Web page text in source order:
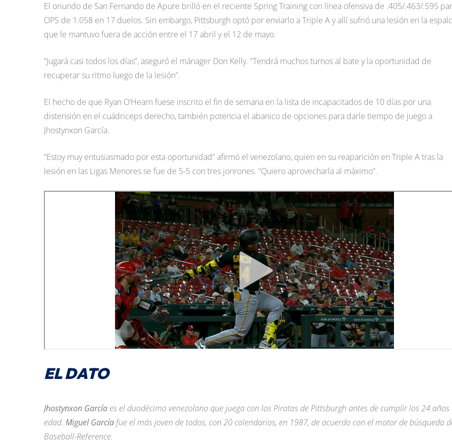
El oriundo de San Fernando de Apure brilló en el reciente Spring Training con línea ofensiva de .405/.463/.595
OPS de 1.058 en 17 duelos. Sin embargo, Pittsburgh optó por enviarlo a Triple A y allí sufrió una lesión en la
que le mantuvo fuera de acción entre el 17 abril y el 12 de mayo.
“Jugará casi todos los días”, aseguró el mánager Don Kelly. “Tendrá muchos turnos al bate y la oportunidad de
recuperar su ritmo luego de la lesión”.
El hecho de que Ryan O’Hearn fuese inscrito el fin de semana en la lista de incapacitados de 10 días por una
distensión en el cuádriceps derecho, también potencia el abanico de opciones para darle tiempo de juego a
Jhostynxon García.
“Estoy muy entusiasmado por esta oportunidad” afirmó el venezolano, quien en su reaparición en Triple A tras la
lesión en las Ligas Menores se fue de 5-5 con tres jonrones. “Quiero aprovecharla al máximo”.
EL DATO
Jhostynxon García es el duodécimo venezolano que juega con los Piratas de Pittsburgh antes de cumplir los 24 años
edad. Miguel Garcíafue el más joven de todos, con 20 calendarios, en 1987, de acuerdo con el motor de búsqueda
Baseball-Reference.